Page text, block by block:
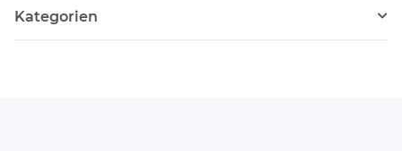
Kategorien